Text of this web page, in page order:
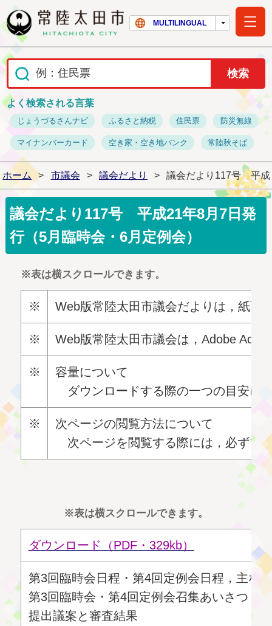
常陸太田市ホー
MULTILINGUAL
よく検索される言葉
じょうづるさんナビ ふるさと納税 住民票 防災無線
マイナンバーカード 空き家・空き地バンク 常陸秋そば
ホーム > 市議会 > 議会だより > 議会だより117号 平成
議会だより117号 平成21年8月7日発
行（5月臨時会・6月定例会）
※表は横スクロールできます。
※ Web版常陸太田市議会だよりは，紙面
※ Web版常陸太田市議会は，Adobe
※
容量について
ダウンロードする際の一つの目安に
※
次ページの閲覧方法について
次ページを閲覧する際には，必ずブ
※表は横スクロールできます。
ダウンロード（PDF・329kb）
第3回臨時会日程・第4回定例会日程，主な
第3回臨時会・第4回定例会召集あいさつ
提出議案と審査結果